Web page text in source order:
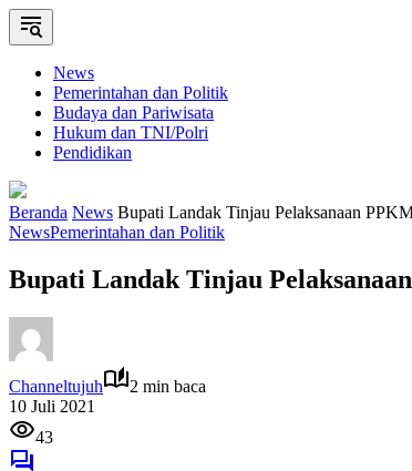
News
Pemerintahan dan Politik
Budaya dan Pariwisata
Hukum dan TNI/Polri
Pendidikan
Beranda News Bupati Landak Tinjau Pelaksanaan
NewsPemerintahan dan Politik
Bupati Landak Tinjau
Channeltujuh
2 min baca
10 Juli 2021
43